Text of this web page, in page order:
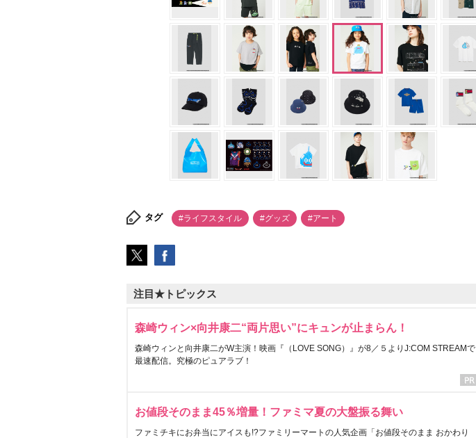
タグ #ライフスタイル #グッズ #アート
注目★トピックス
森崎ウィン×向井康二“両片思い”にキュンが止まらん！
森崎ウィンと向井康二がW主演！映画『（LOVE SONG）』が8／５よりJ:COM STREAMで
最速配信。究極のピュアラブ！
お値段そのまま45％増量！ファミマ夏の大盤振る舞い
ファミチキにお弁当にアイスも!?ファミリーマートの人気企画「お値段そのまま おかわり